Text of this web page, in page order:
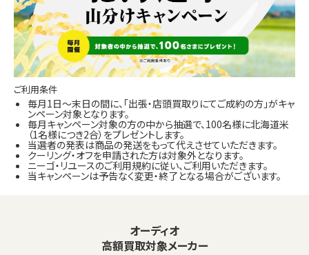
ご利用条件
毎月1日～末日の間に、「出張・店頭買取りにてご成約の方」がキャ
ンペーン対象となります。
毎月キャンペーン対象の方の中から抽選で、100名様に北海道米
（1名様につき2合）をプレゼントします。
当選者の発表は商品の発送をもって代えさせていただきます。
クーリング・オフを申請された方は対象外となります。
ニーゴ・リユースのご利用規約に従い、ご利用いただきます。
当キャンペーンは予告なく変更・終了となる場合がございます。
オーディオ
高額買取対象メーカー